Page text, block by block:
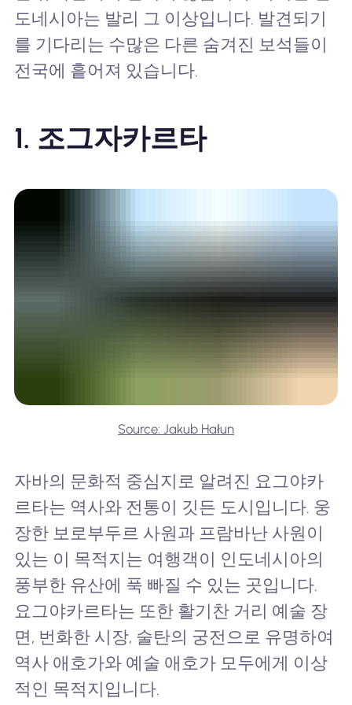
도네시아는 발리 그 이상입니다. 발견되기
를 기다리는 수많은 다른 숨겨진 보석들이
전국에 흩어져 있습니다.
1. 조그자카르타
Source: Jakub Hałun
자바의 문화적 중심지로 알려진 요그야카
르타는 역사와 전통이 깃든 도시입니다. 웅
장한 보로부두르 사원과 프람바난 사원이
있는 이 목적지는 여행객이 인도네시아의
풍부한 유산에 푹 빠질 수 있는 곳입니다.
요그야카르타는 또한 활기찬 거리 예술 장
면, 번화한 시장, 술탄의 궁전으로 유명하여
역사 애호가와 예술 애호가 모두에게 이상
적인 목적지입니다.